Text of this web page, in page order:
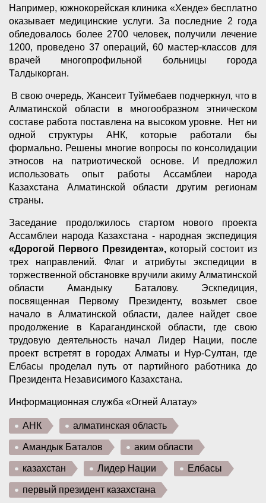
Например, южнокорейская клиника «Хенде» бесплатно
оказывает медицинские услуги. За последние 2 года
обледовалось более 2700 человек, получили лечение
1200, проведено 37 операций, 60 мастер-классов для
врачей многопрофильной больницы города
Талдыкорган.
В свою очередь, Жансеит Туймебаев подчеркнул, что в
Алматинской области в многообразном этническом
составе работа поставлена на высоком уровне. Нет ни
одной структуры АНК, которые работали бы
формально. Решены многие вопросы по консолидации
этносов на патриотической основе. И предложил
использовать опыт работы Ассамблеи народа
Казахстана Алматинской области другим регионам
страны.
Заседание продолжилось стартом нового проекта
Ассамблеи народа Казахстана - народная экспедиция
«Дорогой Первого Президента», который состоит из
трех направлений. Флаг и атрибуты экспедиции в
торжественной обстановке вручили акиму Алматинской
области Амандыку Баталову. Эскпедиция,
посвященная Первому Президенту, возьмет свое
начало в Алматинской области, далее найдет свое
продолжение в Карагандинской области, где свою
трудовую деятельность начал Лидер Нации, после
проект встретят в городах Алматы и Нур-Султан, где
Елбасы проделал путь от партийного работника до
Президента Независимого Казахстана.
Информационная служба «Огней Алатау»
АНК алматинская область
Амандык Баталов аким области
казахстан Лидер Нации Елбасы
первый президент казахстана